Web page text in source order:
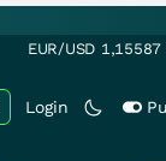
EUR/USD 1,15587
Login